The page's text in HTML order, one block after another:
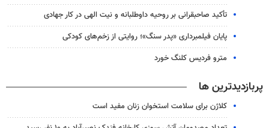
تأکید صاحبقرانی بر روحیه داوطلبانه و نیت الهی در کار جهادی
پایان فیلمبرداری «پدر سنگ»؛ روایتی از زخم‌های کودکی
مترو فردیس کلنگ خورد
پربازدیدترین ها
کلاژن برای سلامت استخوان زنان مفید است